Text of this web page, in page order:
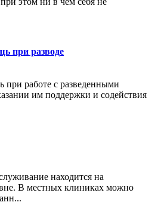
при разводе
при работе с разведенными
им поддержки и содействия
находится на
В местных клиниках можно